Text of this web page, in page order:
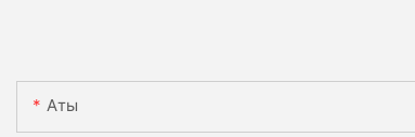
Аты